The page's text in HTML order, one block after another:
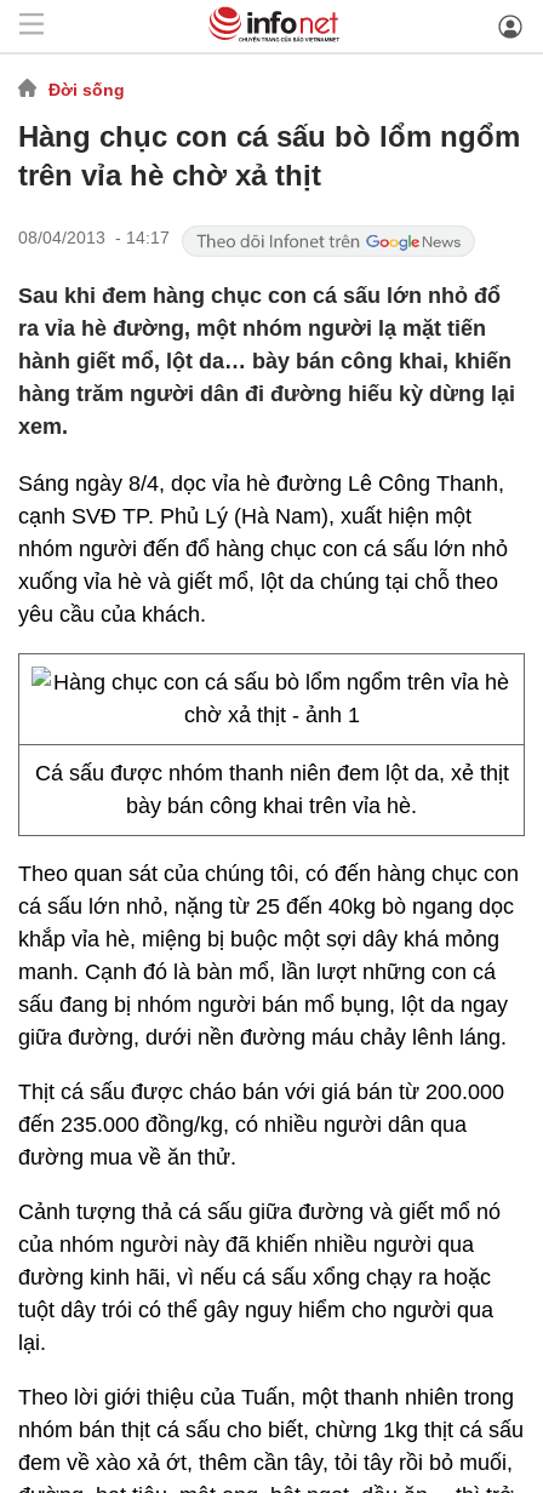
Đời sống
Hàng chục con cá sấu bò lổm ngổm
trên vỉa hè chờ xả thịt
08/04/2013 - 14:17
Sau khi đem hàng chục con cá sấu lớn nhỏ đổ
ra vỉa hè đường, một nhóm người lạ mặt tiến
hành giết mổ, lột da… bày bán công khai, khiến
hàng trăm người dân đi đường hiếu kỳ dừng lại
xem.
Sáng ngày 8/4, dọc vỉa hè đường Lê Công Thanh,
cạnh SVĐ TP. Phủ Lý (Hà Nam), xuất hiện một
nhóm người đến đổ hàng chục con cá sấu lớn nhỏ
xuống vỉa hè và giết mổ, lột da chúng tại chỗ theo
yêu cầu của khách.
Cá sấu được nhóm thanh niên đem lột da, xẻ thịt
bày bán công khai trên vỉa hè.
Theo quan sát của chúng tôi, có đến hàng chục con
cá sấu lớn nhỏ, nặng từ 25 đến 40kg bò ngang dọc
khắp vỉa hè, miệng bị buộc một sợi dây khá mỏng
manh. Cạnh đó là bàn mổ, lần lượt những con cá
sấu đang bị nhóm người bán mổ bụng, lột da ngay
giữa đường, dưới nền đường máu chảy lênh láng.
Thịt cá sấu được cháo bán với giá bán từ 200.000
đến 235.000 đồng/kg, có nhiều người dân qua
đường mua về ăn thử.
Cảnh tượng thả cá sấu giữa đường và giết mổ nó
của nhóm người này đã khiến nhiều người qua
đường kinh hãi, vì nếu cá sấu xổng chạy ra hoặc
tuột dây trói có thể gây nguy hiểm cho người qua
lại.
Theo lời giới thiệu của Tuấn, một thanh nhiên trong
nhóm bán thịt cá sấu cho biết, chừng 1kg thịt cá sấu
đem về xào xả ớt, thêm cần tây, tỏi tây rồi bỏ muối,